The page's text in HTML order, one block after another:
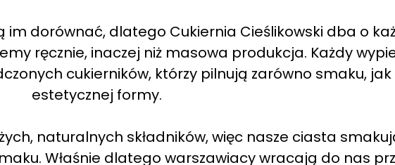
dorównać, dlatego Cukiernia Cieślikowski dba o
ręcznie, inaczej niż masowa produkcja. Każdy
cukierników, którzy pilnują zarówno smaku, jak
estetycznej formy.
naturalnych składników, więc nasze ciasta
Właśnie dlatego warszawiacy wracają do nas